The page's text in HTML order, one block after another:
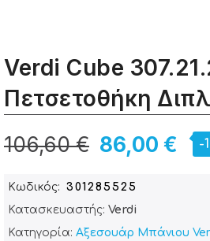
Verdi Cube
Πετσετοθήκη
86,00 €
106,60 € -
Κωδικός
301285525
Κατασκευαστής: Verdi
Κατηγορία: Αξεσουάρ Μπάνιου